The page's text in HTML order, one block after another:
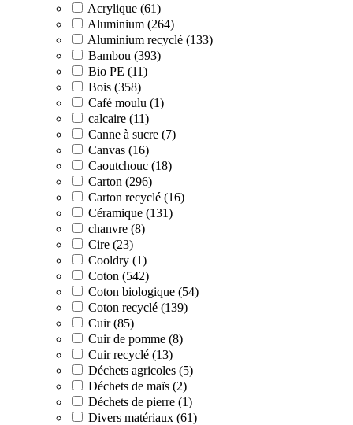
Acrylique (61)
Aluminium (264)
Aluminium recyclé (133)
Bambou (393)
Bio PE (11)
Bois (358)
Café moulu (1)
calcaire (11)
Canne à sucre (7)
Canvas (16)
Caoutchouc (18)
Carton (296)
Carton recyclé (16)
Céramique (131)
chanvre (8)
Cire (23)
Cooldry (1)
Coton (542)
Coton biologique (54)
Coton recyclé (139)
Cuir (85)
Cuir de pomme (8)
Cuir recyclé (13)
Déchets agricoles (5)
Déchets de maïs (2)
Déchets de pierre (1)
Divers matériaux (61)